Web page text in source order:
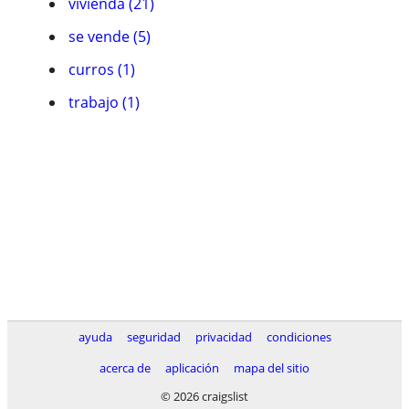
se vende (5)
curros (1)
trabajo (1)
ayuda seguridad privacidad
condiciones
acerca de
aplicación
mapa del sitio
© 2026 craigslist